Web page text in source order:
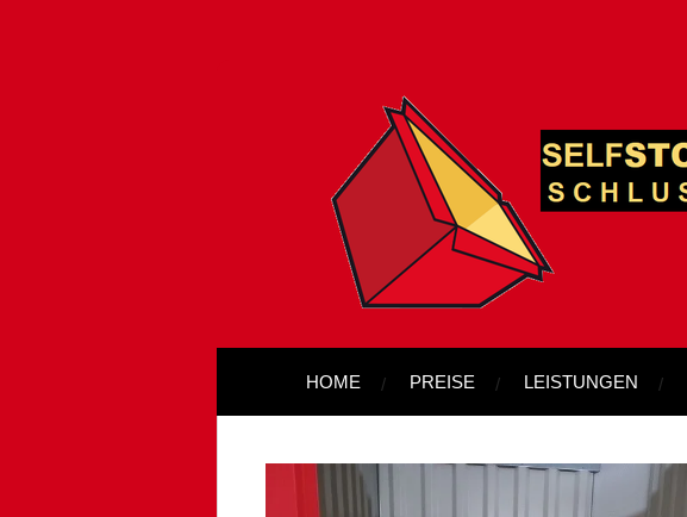
HOME PREISE LEISTUNGEN